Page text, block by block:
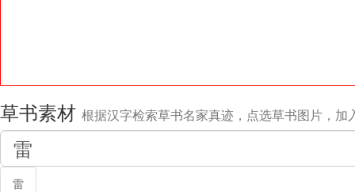
草书素材 根据汉字检索草书名家真迹，点选草书图片，加
雷